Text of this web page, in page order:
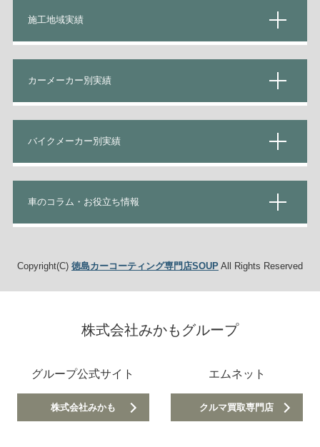
施工地域実績
カーメーカー別実績
バイクメーカー別実績
車のコラム・お役立ち情報
Copyright(C) 徳島カーコーティング専門店SOUPAll Rights Reserved
株式会社みかもグループ
グループ公式サイト
株式会社みかも
エムネット
クルマ買取専門店